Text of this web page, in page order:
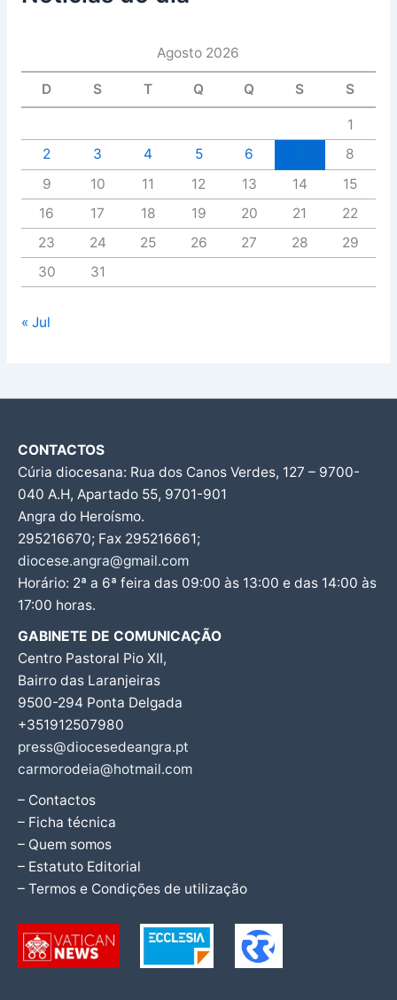
Agosto 2026
D S T Q Q S S
1
2
3 4 5 6
8
9
10 11 12 13 14
15
16
17 18 19 20 21
22
23
24 25 26 27 28
29
30
31
« Jul
CONTACTOS
Cúria diocesana: Rua dos Canos Verdes, 127 – 9700-
040 A.H, Apartado 55, 9701-901
Angra do Heroísmo.
295216670; Fax 295216661;
diocese.angra@gmail.com
Horário: 2ª a 6ª feira das 09:00 às 13:00 e das 14:00 às
17:00 horas.
GABINETE DE COMUNICAÇÃO
Centro Pastoral Pio XII,
Bairro das Laranjeiras
9500-294 Ponta Delgada
+351912507980
press@diocesedeangra.pt
carmorodeia@hotmail.com
– Contactos
– Ficha técnica
– Quem somos
– Estatuto Editorial
– Termos e Condições de utilização